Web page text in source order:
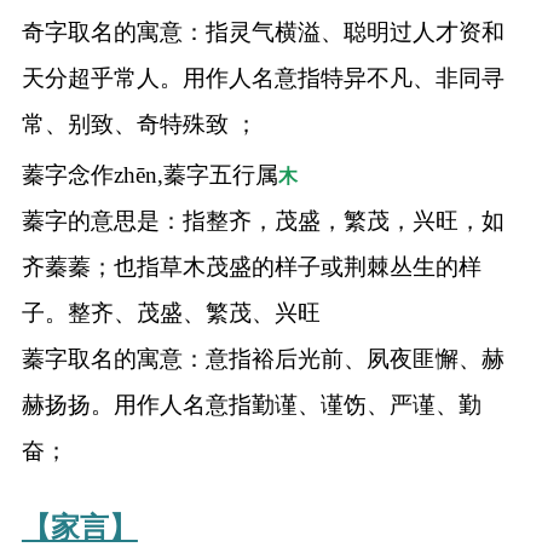
奇字取名的寓意：指灵气横溢、聪明过人才资和
天分超乎常人。用作人名意指特异不凡、非同寻
常、别致、奇特殊致 ；
蓁字念作zhēn,蓁字五行属木
蓁字的意思是：指整齐，茂盛，繁茂，兴旺，如
齐蓁蓁；也指草木茂盛的样子或荆棘丛生的样
子。整齐、茂盛、繁茂、兴旺
蓁字取名的寓意：意指裕后光前、夙夜匪懈、赫
赫扬扬。用作人名意指勤谨、谨饬、严谨、勤
奋；
【家言】